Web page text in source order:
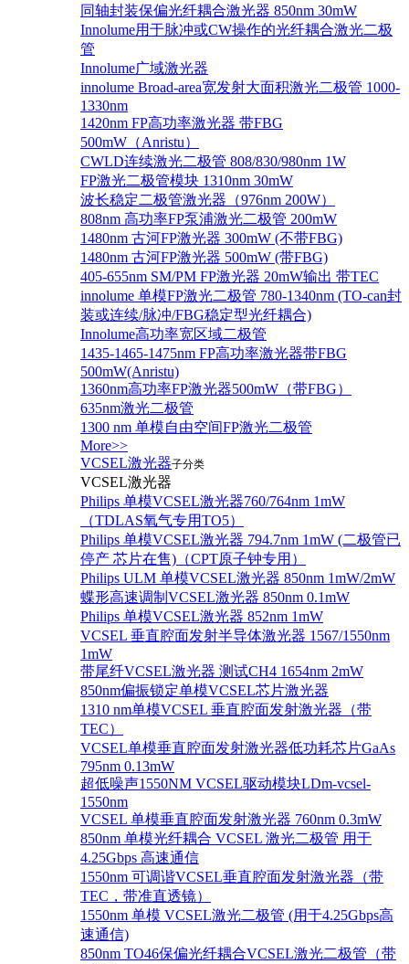
同轴封装保偏光纤耦合激光器 850nm 30mW
Innolume用于脉冲或CW操作的光纤耦合激光二极
管
Innolume广域激光器
innolume Broad-area宽发射大面积激光二极管 1000-
1330nm
1420nm FP高功率激光器 带FBG
500mW（Anristu）
CWLD连续激光二极管 808/830/980nm 1W
FP激光二极管模块 1310nm 30mW
波长稳定二极管激光器（976nm 200W）
808nm 高功率FP泵浦激光二极管 200mW
1480nm 古河FP激光器 300mW (不带FBG)
1480nm 古河FP激光器 500mW (带FBG)
405-655nm SM/PM FP激光器 20mW输出 带TEC
innolume 单模FP激光二极管 780-1340nm (TO-can封
装或连续/脉冲/FBG稳定型光纤耦合)
Innolume高功率宽区域二极管
1435-1465-1475nm FP高功率激光器带FBG
500mW(Anristu)
1360nm高功率FP激光器500mW（带FBG）
635nm激光二极管
1300 nm 单模自由空间FP激光二极管
More>>
VCSEL激光器子分类
VCSEL激光器
Philips 单模VCSEL激光器760/764nm 1mW
（TDLAS氧气专用TO5）
Philips 单模VCSEL激光器 794.7nm 1mW (二极管已
停产 芯片在售)（CPT原子钟专用）
Philips ULM 单模VCSEL激光器 850nm 1mW/2mW
蝶形高速调制VCSEL激光器 850nm 0.1mW
Philips 单模VCSEL激光器 852nm 1mW
VCSEL 垂直腔面发射半导体激光器 1567/1550nm
1mW
带尾纤VCSEL激光器 测试CH4 1654nm 2mW
850nm偏振锁定单模VCSEL芯片激光器
1310 nm单模VCSEL 垂直腔面发射激光器（带
TEC）
VCSEL单模垂直腔面发射激光器低功耗芯片GaAs
795nm 0.13mW
超低噪声1550NM VCSEL驱动模块LDm-vcsel-
1550nm
VCSEL 单模垂直腔面发射激光器 760nm 0.3mW
850nm 单模光纤耦合 VCSEL 激光二极管 用于
4.25Gbps 高速通信
1550nm 可调谐VCSEL垂直腔面发射激光器（带
TEC，带准直透镜）
1550nm 单模 VCSEL激光二极管 (用于4.25Gbps高
速通信)
850nm TO46保偏光纤耦合VCSEL激光二极管（带